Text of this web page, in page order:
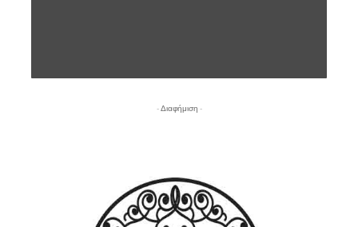
- Διαφήμιση -